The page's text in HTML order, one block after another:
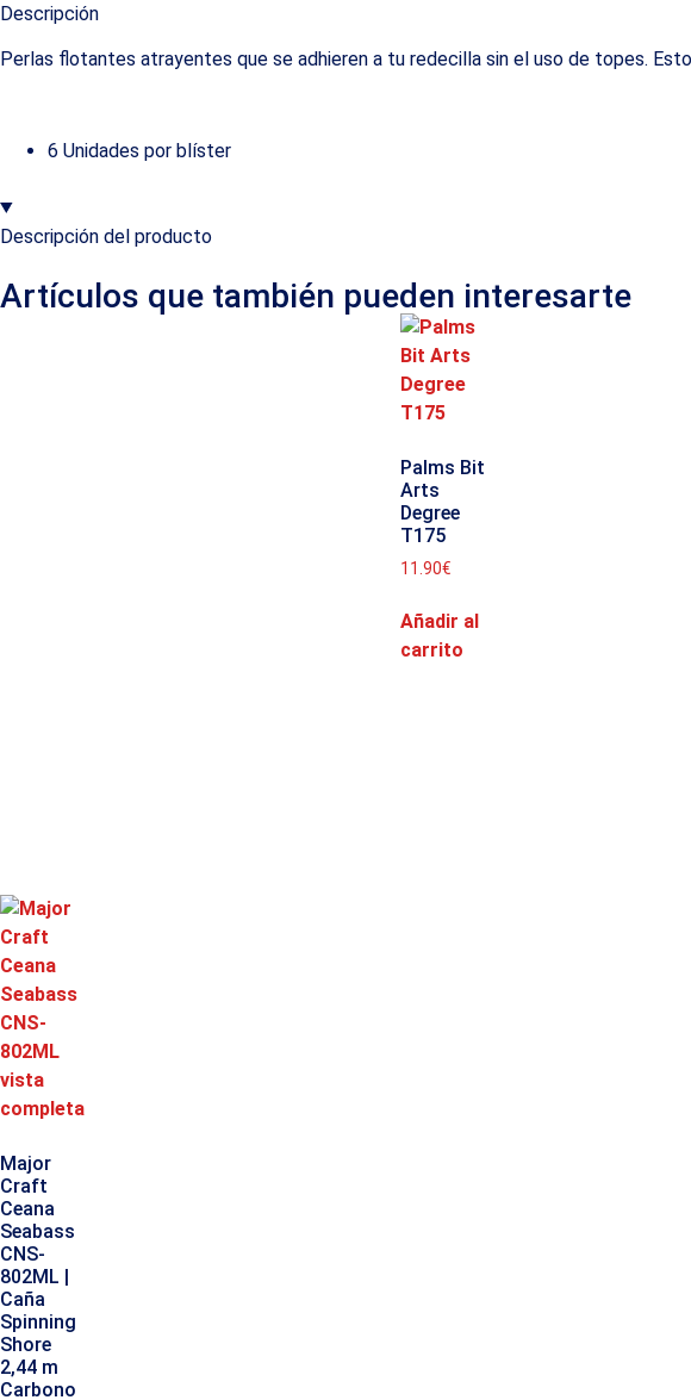
Descripción
Perlas flotantes atrayentes que se adhieren a tu redecilla sin el uso de topes.
6 Unidades por blíster
Descripción del producto
Artículos que también pueden interesarte
Palms Bit
Arts
Degree
T175
11.90€
Añadir al
carrito
Major
Craft
Ceana
Seabass
CNS-
802ML |
Caña
Spinning
Shore
2,44 m
Carbono